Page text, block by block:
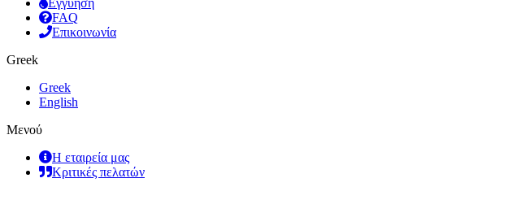
Εγγύηση
FAQ
Επικοινωνία
Greek
Greek
English
Μενού
Η εταιρεία μας
Κριτικές πελατών